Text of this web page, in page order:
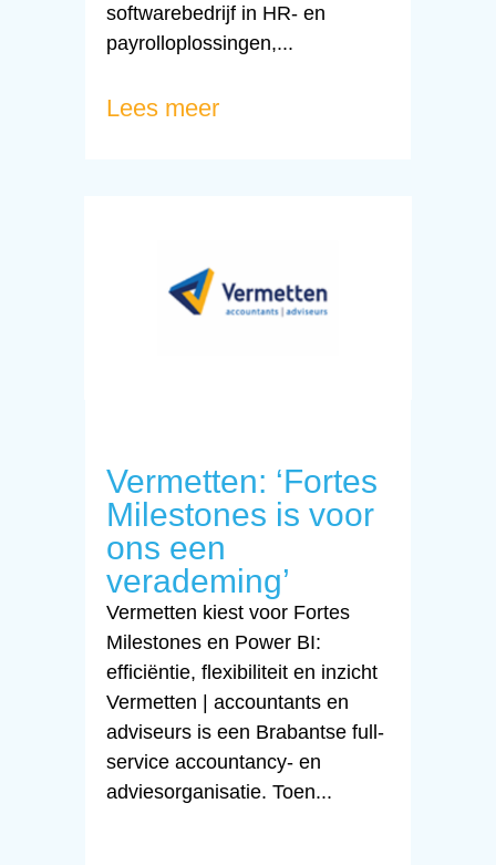
softwarebedrijf in HR- en
payrolloplossingen,...
Lees meer
Vermetten: ‘Fortes
Milestones is voor
ons een
verademing’
Vermetten kiest voor Fortes
Milestones en Power BI:
efficiëntie, flexibiliteit en inzicht
Vermetten | accountants en
adviseurs is een Brabantse full-
service accountancy- en
adviesorganisatie. Toen...